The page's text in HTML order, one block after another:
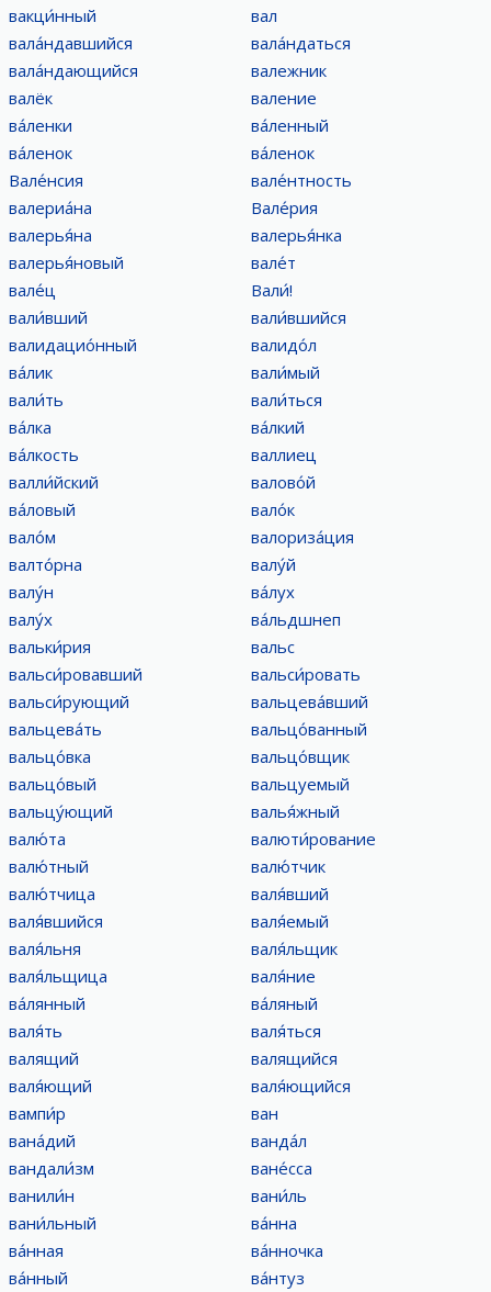
вакци́нный
вал
вала́ндавшийся
вала́ндаться
вала́ндающийся
валежник
валёк
валение
ва́ленки
ва́ленный
ва́ленок
ва́ленок
Вале́нсия
вале́нтность
валериа́на
Вале́рия
валерья́на
валерья́нка
валерья́новый
вале́т
вале́ц
Вали́!
вали́вший
вали́вшийся
валидацио́нный
валидо́л
ва́лик
вали́мый
вали́ть
вали́ться
ва́лка
ва́лкий
ва́лкость
валлиец
валли́йский
валово́й
ва́ловый
вало́к
вало́м
валориза́ция
валто́рна
валу́й
валу́н
ва́лух
валу́х
ва́льдшнеп
вальки́рия
вальс
вальси́ровавший
вальси́ровать
вальси́рующий
вальцева́вший
вальцева́ть
вальцо́ванный
вальцо́вка
вальцо́вщик
вальцо́вый
вальцуемый
вальцу́ющий
валья́жный
валю́та
валюти́рование
валю́тный
валю́тчик
валю́тчица
валя́вший
валя́вшийся
валя́емый
валя́льня
валя́льщик
валя́льщица
валя́ние
ва́лянный
ва́ляный
валя́ть
валя́ться
валящий
валящийся
валя́ющий
валя́ющийся
вампи́р
ван
вана́дий
ванда́л
вандали́зм
ване́сса
ванили́н
вани́ль
вани́льный
ва́нна
ва́нная
ва́нночка
ва́нный
ва́нтуз